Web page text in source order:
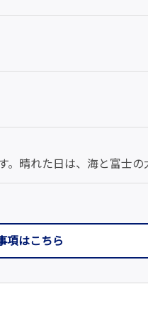
晴れた日は、海と富士
項はこちら